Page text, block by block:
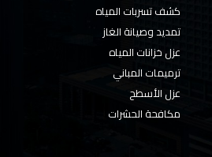
كشف تسربات المياه
تمديد وصيانة الغاز
عزل خزانات المياه
ترميمات المباني
عزل الأسطح
مكافحة الحشرات